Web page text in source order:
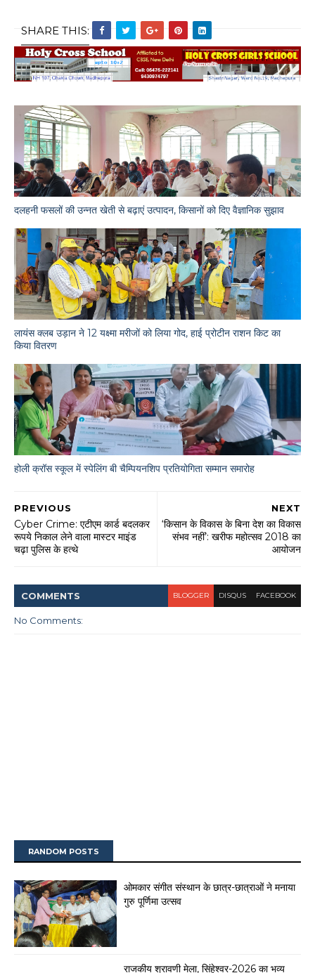
SHARE THIS:
दलहनी फसलों की उन्नत खेती से बढ़ाएं उत्पादन, किसानों को दिए वैज्ञानिक सुझाव
लायंस क्लब उड़ान ने 12 यक्ष्मा मरीजों को लिया गोद, हाई प्रोटीन राशन किट का
किया वितरण
होली क्रॉस स्कूल में स्पेलिंग बी चैम्पियनशिप प्रतियोगिता सम्मान समारोह
NEXT
‘किसान के विकास के बिना देश का विकास
संभव नहीं’: खरीफ महोत्सव 2018 का
आयोजन
PREVIOUS
Cyber Crime: एटीएम कार्ड बदलकर
रूपये निकाल लेने वाला मास्टर माइंड
चढ़ा पुलिस के हत्थे
COMMENTS BLOGGER DISQUS FACEBOOK
No Comments:
RANDOM POSTS
ओमकार संगीत संस्थान के छात्र-छात्राओं ने मनाया
गुरु पूर्णिमा उत्सव
राजकीय श्रावणी मेला, सिंहेश्वर-2026 का भव्य